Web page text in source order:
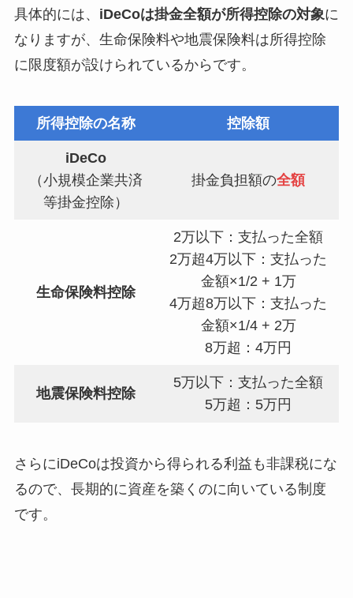
具体的には、 iDeCoは掛金全額が所得控除の対象に
なりますが、生命保険料や地震保険料は所得控除
に限度額が設けられているからです。
所得控除の名称 控除額
iDeCo
（小規模企業共済
等掛金控除）
掛金負担額の全額
生命保険料控除
2万以下：支払った全額
2万超4万以下：支払った
金額×1/2 + 1万
4万超8万以下：支払った
金額×1/4 + 2万
8万超：4万円
地震保険料控除
5万以下：支払った全額
5万超：5万円
さらにiDeCoは投資から得られる利益も非課税にな
るので、長期的に資産を築くのに向いている制度
です。